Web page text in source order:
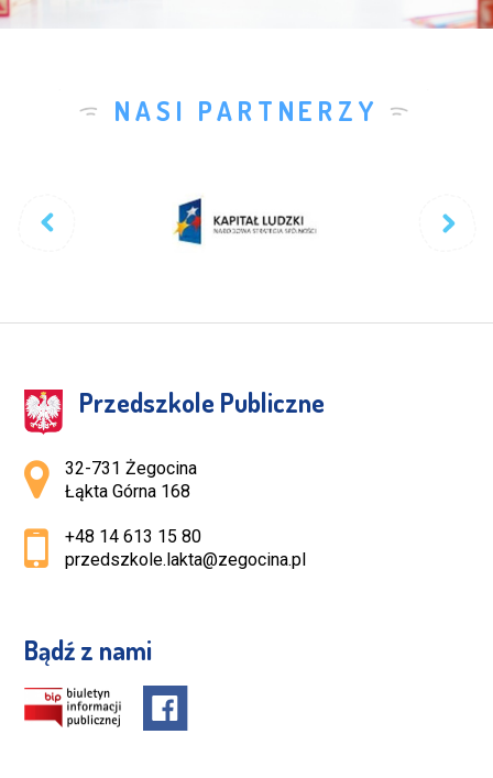
NASI PARTNERZY
Przedszkole Publiczne
Adres pocztowy:
32-731 Żegocina
Łąkta Górna 168
+48 14 613 15 80
przedszkole.lakta@zegocina.pl
Bądź z nami